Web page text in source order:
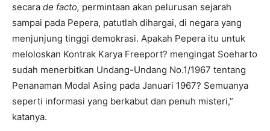
secara de facto, permintaan akan pelurusan sejarah
sampai pada Pepera, patutlah dihargai, di negara yang
menjunjung tinggi demokrasi. Apakah Pepera itu untuk
meloloskan Kontrak Karya Freeport? mengingat Soeharto
sudah menerbitkan Undang-Undang No.1/1967 tentang
Penanaman Modal Asing pada Januari 1967? Semuanya
seperti informasi yang berkabut dan penuh misteri,”
katanya.